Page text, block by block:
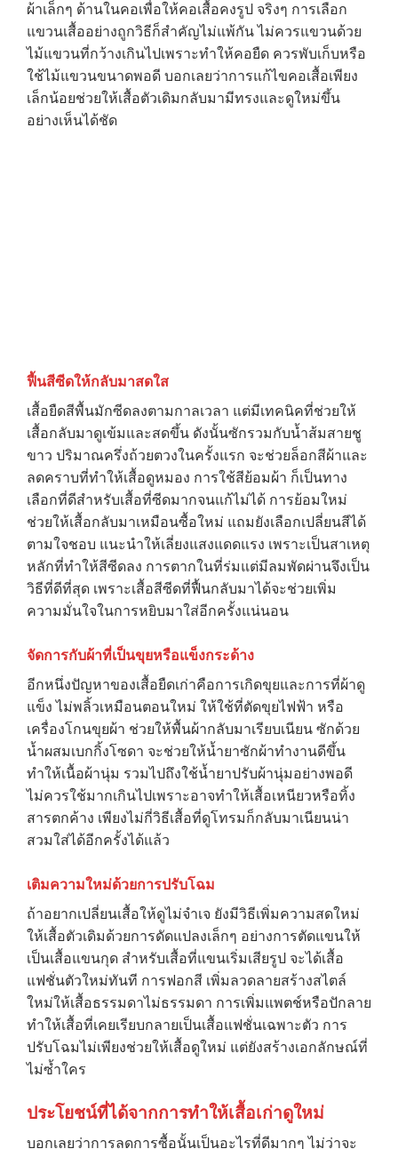
ผ้าเล็กๆ ด้านในคอเพื่อให้คอเสื้อคงรูป จริงๆ การเลือก
แขวนเสื้ออย่างถูกวิธีก็สำคัญไม่แพ้กัน ไม่ควรแขวนด้วย
ไม้แขวนที่กว้างเกินไปเพราะทำให้คอยืด ควรพับเก็บหรือ
ใช้ไม้แขวนขนาดพอดี บอกเลยว่าการแก้ไขคอเสื้อเพียง
เล็กน้อยช่วยให้เสื้อตัวเดิมกลับมามีทรงและดูใหม่ขึ้น
อย่างเห็นได้ชัด
ฟื้นสีซีดให้กลับมาสดใส
เสื้อยืดสีพื้นมักซีดลงตามกาลเวลา แต่มีเทคนิคที่ช่วยให้
เสื้อกลับมาดูเข้มและสดขึ้น ดังนั้นซักรวมกับน้ำส้มสายชู
ขาว ปริมาณครึ่งถ้วยตวงในครั้งแรก จะช่วยล็อกสีผ้าและ
ลดคราบที่ทำให้เสื้อดูหมอง การใช้สีย้อมผ้า ก็เป็นทาง
เลือกที่ดีสำหรับเสื้อที่ซีดมากจนแก้ไม่ได้ การย้อมใหม่
ช่วยให้เสื้อกลับมาเหมือนซื้อใหม่ แถมยังเลือกเปลี่ยนสีได้
ตามใจชอบ แนะนำให้เลี่ยงแสงแดดแรง เพราะเป็นสาเหตุ
หลักที่ทำให้สีซีดลง การตากในที่ร่มแต่มีลมพัดผ่านจึงเป็น
วิธีที่ดีที่สุด เพราะเสื้อสีซีดที่ฟื้นกลับมาได้จะช่วยเพิ่ม
ความมั่นใจในการหยิบมาใส่อีกครั้งแน่นอน
จัดการกับผ้าที่เป็นขุยหรือแข็งกระด้าง
อีกหนึ่งปัญหาของเสื้อยืดเก่าคือการเกิดขุยและการที่ผ้าดู
แข็ง ไม่พลิ้วเหมือนตอนใหม่ ให้ใช้ที่ตัดขุยไฟฟ้า หรือ
เครื่องโกนขุยผ้า ช่วยให้พื้นผ้ากลับมาเรียบเนียน ซักด้วย
น้ำผสมเบกกิ้งโซดา จะช่วยให้น้ำยาซักผ้าทำงานดีขึ้น
ทำให้เนื้อผ้านุ่ม รวมไปถึงใช้น้ำยาปรับผ้านุ่มอย่างพอดี
ไม่ควรใช้มากเกินไปเพราะอาจทำให้เสื้อเหนียวหรือทิ้ง
สารตกค้าง เพียงไม่กี่วิธีเสื้อที่ดูโทรมก็กลับมาเนียนน่า
สวมใส่ได้อีกครั้งได้แล้ว
เติมความใหม่ด้วยการปรับโฉม
ถ้าอยากเปลี่ยนเสื้อให้ดูไม่จำเจ ยังมีวิธีเพิ่มความสดใหม่
ให้เสื้อตัวเดิมด้วยการดัดแปลงเล็กๆ อย่างการตัดแขนให้
เป็นเสื้อแขนกุด สำหรับเสื้อที่แขนเริ่มเสียรูป จะได้เสื้อ
แฟชั่นตัวใหม่ทันที การฟอกสี เพิ่มลวดลายสร้างสไตล์
ใหม่ให้เสื้อธรรมดาไม่ธรรมดา การเพิ่มแพตช์หรือปักลาย
ทำให้เสื้อที่เคยเรียบกลายเป็นเสื้อแฟชั่นเฉพาะตัว การ
ปรับโฉมไม่เพียงช่วยให้เสื้อดูใหม่ แต่ยังสร้างเอกลักษณ์ที่
ไม่ซ้ำใคร
ประโยชน์ที่ได้จากการทำให้เสื้อเก่าดูใหม่
บอกเลยว่าการลดการซื้อนั้นเป็นอะไรที่ดีมากๆ ไม่ว่าจะ